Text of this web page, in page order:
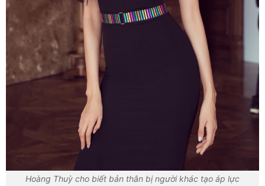
Hoàng Thuỳ cho biết bản thân bị người khác tạo áp lực